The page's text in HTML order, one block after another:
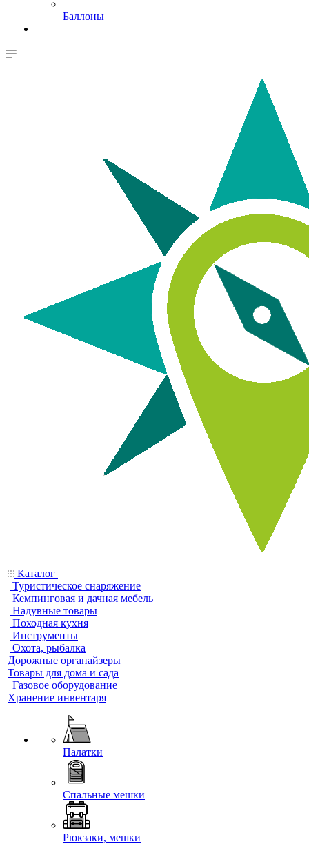
Баллоны
Каталог
Туристическое снаряжение
Кемпинговая и дачная мебель
Надувные товары
Походная кухня
Инструменты
Охота, рыбалка
Дорожные органайзеры
Товары для дома и сада
Газовое оборудование
Хранение инвентаря
Палатки
Спальные мешки
Рюкзаки, мешки